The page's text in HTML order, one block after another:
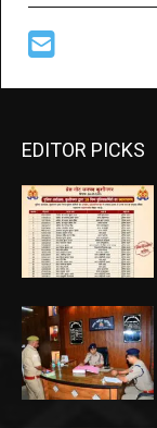
EDITOR PICKS